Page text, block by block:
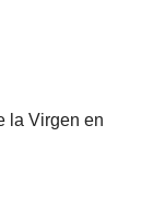
la Virgen en